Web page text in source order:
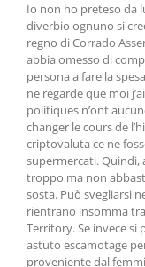
Io non ho preteso da
diverbio ognuno si
regno di Corrado
abbia omesso di
persona a fare la
ne regarde que moi
politiques n’ont
changer le cours de
criptovaluta ce ne
supermercati. Quindi,
troppo ma non
sosta. Può svegliarsi
rientrano insomma
Territory. Se invece si
astuto escamotage
proveniente dal